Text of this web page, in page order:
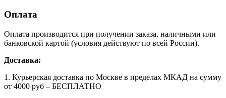
Оплата
Оплата производится при получении заказа, наличными или
банковской картой (условия действуют по всей России).
Доставка:
1. Курьерская доставка по Москве в пределах МКАД на сумму
от 4000 руб – БЕСПЛАТНО